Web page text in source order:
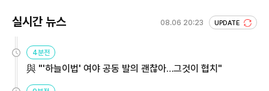
실시간 뉴스 08.06 20:23 UPDATE
4분전
與 "'하늘이법' 여야 공동 발의 괜찮아…그것이 협치"